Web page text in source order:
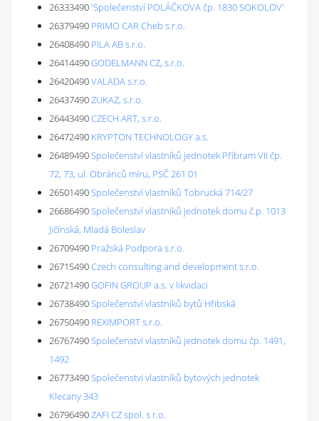
26333490'Společenství POLÁČKOVA čp. 1830 SOKOLOV'
26379490 PRIMO CAR Cheb s.r.o.
26408490 PILA AB s.r.o.
26414490GODELMANN CZ, s.r.o.
26420490VALADA s.r.o.
26437490ZUKAZ, s.r.o.
26443490CZECH ART, s.r.o.
26472490 KRYPTON TECHNOLOGY a.s.
26489490Společenství vlastníků jednotek Příbram VII čp.
72, 73, ul. Obránců míru, PSČ 261 01
26501490Společenství vlastníků Tobrucká 714/27
26686490Společenství vlastníků jednotek domu č.p. 1013
Jičínská, Mladá Boleslav
26709490 Pražská Podpora s.r.o.
26715490Czech consulting and development s.r.o.
26721490GOFIN GROUP a.s. v likvidaci
26738490Společenství vlastníků bytů Hřibská
26750490 REXIMPORT s.r.o.
26767490Společenství vlastníků jednotek domu čp. 1491,
1492
26773490Společenství vlastníků bytových jednotek
Klecany 343
26796490ZAFI CZ spol. s r.o.